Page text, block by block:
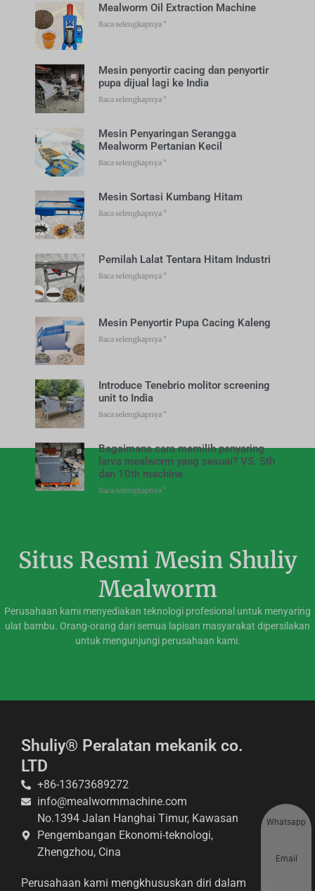
Mealworm Oil Extraction Machine
Baca selengkapnya "
Mesin penyortir cacing dan penyortir
pupa dijual lagi ke India
Baca selengkapnya "
Mesin Penyaringan Serangga
Mealworm Pertanian Kecil
Baca selengkapnya "
Mesin Sortasi Kumbang Hitam
Baca selengkapnya "
Pemilah Lalat Tentara Hitam Industri
Baca selengkapnya "
Mesin Penyortir Pupa Cacing Kaleng
Baca selengkapnya "
Introduce Tenebrio molitor screening
unit to India
Baca selengkapnya "
Bagaimana cara memilih penyaring
larva mealworm yang sesuai? VS. 5th
dan 10th machine
Baca selengkapnya "
Situs Resmi Mesin Shuliy
Mealworm
Perusahaan kami menyediakan teknologi profesional untuk menyaring
ulat bambu. Orang-orang dari semua lapisan masyarakat dipersilakan
untuk mengunjungi perusahaan kami.
Shuliy® Peralatan mekanik co.
LTD
+86-13673689272
info@mealwormmachine.com
No.1394 Jalan Hanghai Timur, Kawasan
Pengembangan Ekonomi-teknologi,
Zhengzhou, Cina
Perusahaan kami mengkhususkan diri dalam
Whatsapp
Email